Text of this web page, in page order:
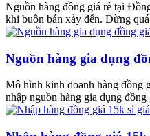
Nguồn hàng đồng giá rẻ tại
khi buôn bán xảy đến. Đừng
Nguồn hàng gia dụng
Mô hình kinh doanh hàng đồng
nhập nguồn hàng gia dụng